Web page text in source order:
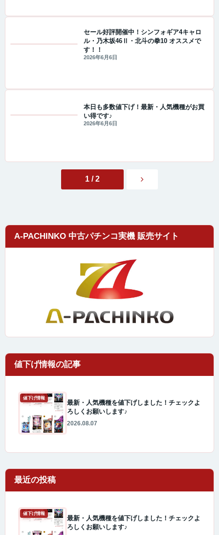
セール好評開催中！シンフォギア4キャロ
ル・乃木坂46Ⅱ・北斗の拳10 オススメで
す！！
2026年6月6日
本日も多数値下げ！最新・人気機種がお買
い得です♪
2026年6月6日
1 / 2
A-PACHINKO 中古パチンコ実機 販売サイト
値下げ情報
最新・人気機種を値下げしました！チェックよ
ろしくお願いします♪
2026.08.07
最近の投稿
値下げ情報
最新・人気機種を値下げしました！チェックよ
ろしくお願いします♪